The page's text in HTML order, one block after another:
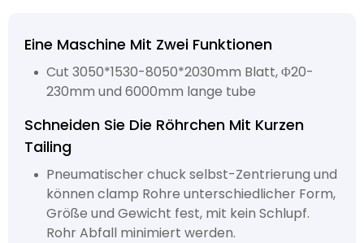
Eine Maschine Mit Zwei Funktionen
Cut 3050*1530-8050*2030mm Blatt, Φ20-
230mm und 6000mm lange tube
Schneiden Sie Die Röhrchen Mit Kurzen
Tailing
Pneumatischer chuck selbst-Zentrierung und
können clamp Rohre unterschiedlicher Form,
Größe und Gewicht fest, mit kein Schlupf.
Rohr Abfall minimiert werden.